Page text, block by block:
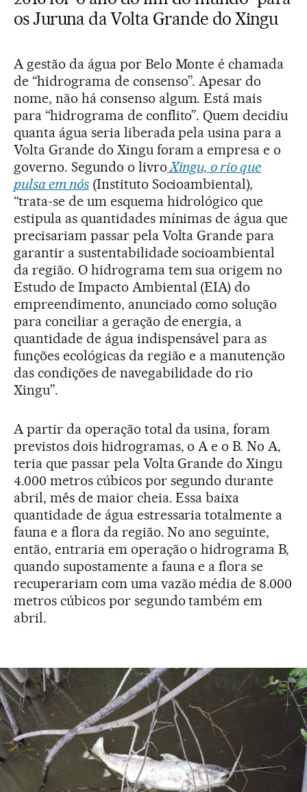
os Juruna da Volta Grande do Xingu
A gestão da água por Belo Monte é chamada
de “hidrograma de consenso”. Apesar do
nome, não há consenso algum. Está mais
para “hidrograma de conflito”. Quem decidiu
quanta água seria liberada pela usina para a
Volta Grande do Xingu foram a empresa e o
governo. Segundo o livroXingu, o rio que
pulsa em nós(Instituto Socioambiental),
“trata-se de um esquema hidrológico que
estipula as quantidades mínimas de água que
precisariam passar pela Volta Grande para
garantir a sustentabilidade socioambiental
da região. O hidrograma tem sua origem no
Estudo de Impacto Ambiental (EIA) do
empreendimento, anunciado como solução
para conciliar a geração de energia, a
quantidade de água indispensável para as
funções ecológicas da região e a manutenção
das condições de navegabilidade do rio
Xingu”.
A partir da operação total da usina, foram
previstos dois hidrogramas, o A e o B. No A,
teria que passar pela Volta Grande do Xingu
4.000 metros cúbicos por segundo durante
abril, mês de maior cheia. Essa baixa
quantidade de água estressaria totalmente a
fauna e a flora da região. No ano seguinte,
então, entraria em operação o hidrograma B,
quando supostamente a fauna e a flora se
recuperariam com uma vazão média de 8.000
metros cúbicos por segundo também em
abril.